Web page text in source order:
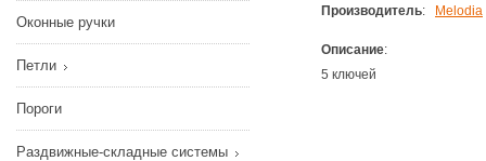
Оконные ручки
Петли
Пороги
Раздвижные-складные системы
Производитель: Melodia
Описание:
5 ключей